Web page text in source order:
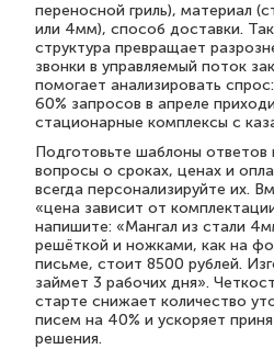
переносной гриль), материал
или 4мм), способ доставки.
структура превращает
звонки в управляемый поток
помогает анализировать
60% запросов в апреле
стационарные комплексы с
Подготовьте шаблоны ответов
вопросы о сроках, ценах и
всегда персонализируйте их.
«цена зависит от
напишите: «Мангал из стали
решёткой и ножками, как на
письме, стоит 8500 рублей.
займет 3 рабочих дня».
старте снижает количество
писем на 40% и ускоряет
решения.